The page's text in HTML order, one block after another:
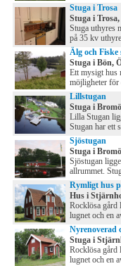
Stuga i Trosa
Stuga i
Stuga uthyres
på 35 kv
Älg och
Stuga i Bön,
Ett mysigt hus
möjligheter för
Lillstugan
Stuga i
Lilla Stugan
Stugan har ett
Sjöstugan
Stuga i
Sjöstugan
allrummet.
Rymligt hus
Hus i
Rocklösa gård
lugnet och en
Nyrenoverad
Stuga i
Rocklösa gård
lugnet och en